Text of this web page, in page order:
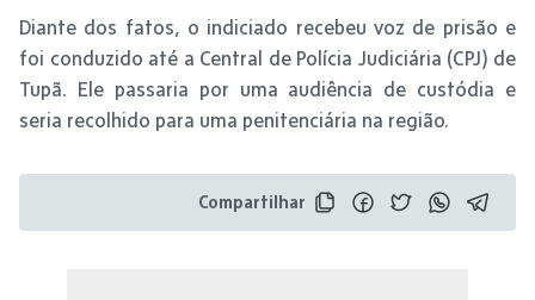
Diante dos fatos, o indiciado recebeu voz de prisão e
foi conduzido até a Central de Polícia Judiciária (CPJ) de
Tupã. Ele passaria por uma audiência de custódia e
seria recolhido para uma penitenciária na região.
Compartilhar